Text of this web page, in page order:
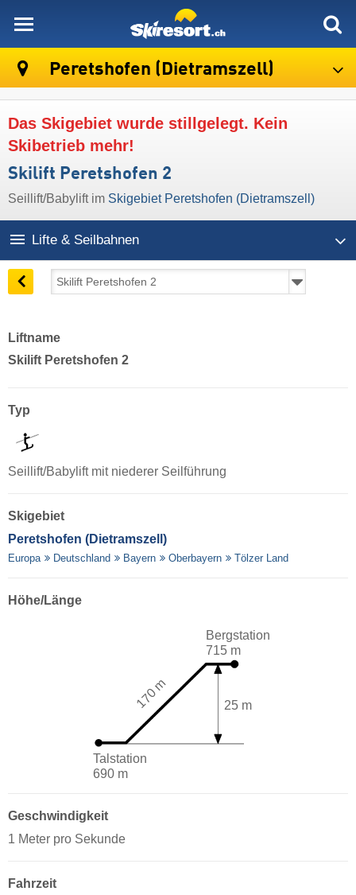
Peretshofen (Dietramszell)
Das Skigebiet wurde stillgelegt. Kein
Skibetrieb mehr!
Skilift Peretshofen 2
Seillift/Babylift im Skigebiet Peretshofen (Dietramszell)
Lifte & Seilbahnen
Liftname
Skilift Peretshofen 2
Typ
Seillift/Babylift mit niederer Seilführung
Skigebiet
Peretshofen (Dietramszell)
Europa Deutschland Bayern Oberbayern Tölzer Land
Höhe/Länge
Talstation
690 m
Bergstation
715 m
25 m
170 m
Geschwindigkeit
1 Meter pro Sekunde
Fahrzeit